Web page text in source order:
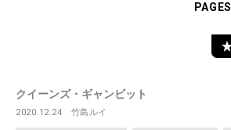
PAGES
クイーンズ・ギャンビット
2020.12.24 竹島ルイ